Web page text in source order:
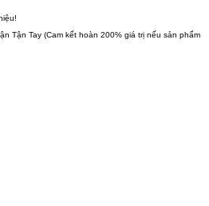
Tận Tay (Cam kết hoàn 200% giá trị nếu sản phẩm